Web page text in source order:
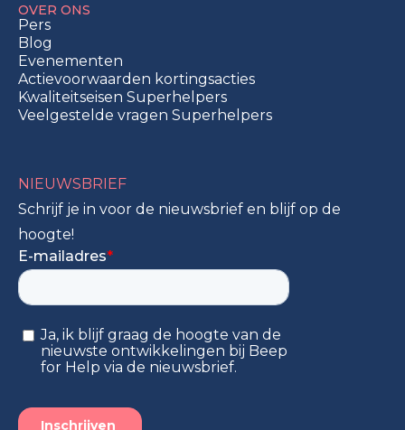
OVER ONS
Pers
Blog
Evenementen
Actievoorwaarden kortingsacties
Kwaliteitseisen Superhelpers
Veelgestelde vragen Superhelpers
NIEUWSBRIEF
Schrijf je in voor de nieuwsbrief en blijf op de
hoogte!